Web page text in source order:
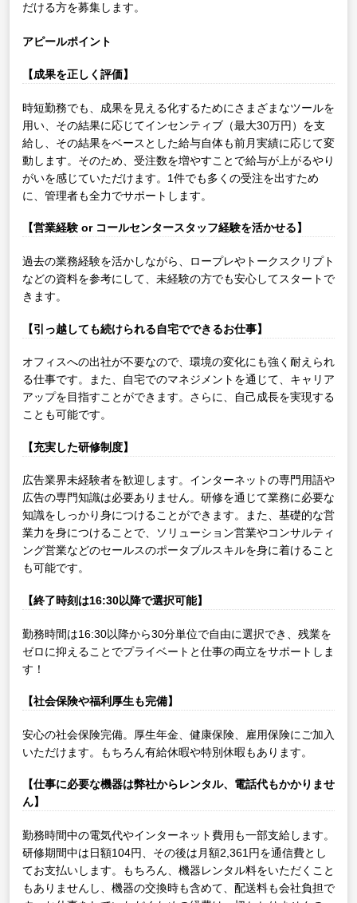
だける方を募集します。
アピールポイント
【成果を正しく評価】
時短勤務でも、成果を見える化するためにさまざまなツールを
用い、その結果に応じてインセンティブ（最大30万円）を支
給し、その結果をベースとした給与自体も前月実績に応じて変
動します。そのため、受注数を増やすことで給与が上がるやり
がいを感じていただけます。1件でも多くの受注を出すため
に、管理者も全力でサポートします。
【営業経験 or コールセンタースタッフ経験を活かせる】
過去の業務経験を活かしながら、ロープレやトークスクリプト
などの資料を参考にして、未経験の方でも安心してスタートで
きます。
【引っ越しても続けられる自宅でできるお仕事】
オフィスへの出社が不要なので、環境の変化にも強く耐えられ
る仕事です。また、自宅でのマネジメントを通じて、キャリア
アップを目指すことができます。さらに、自己成長を実現する
ことも可能です。
【充実した研修制度】
広告業界未経験者を歓迎します。インターネットの専門用語や
広告の専門知識は必要ありません。研修を通じて業務に必要な
知識をしっかり身につけることができます。また、基礎的な営
業力を身につけることで、ソリューション営業やコンサルティ
ング営業などのセールスのポータブルスキルを身に着けること
も可能です。
【終了時刻は16:30以降で選択可能】
勤務時間は16:30以降から30分単位で自由に選択でき、残業を
ゼロに抑えることでプライベートと仕事の両立をサポートしま
す！
【社会保険や福利厚生も完備】
安心の社会保険完備。厚生年金、健康保険、雇用保険にご加入
いただけます。もちろん有給休暇や特別休暇もあります。
【仕事に必要な機器は弊社からレンタル、電話代もかかりませ
ん】
勤務時間中の電気代やインターネット費用も一部支給します。
研修期間中は日額104円、その後は月額2,361円を通信費とし
てお支払いします。もちろん、機器レンタル料をいただくこと
もありませんし、機器の交換時も含めて、配送料も会社負担で